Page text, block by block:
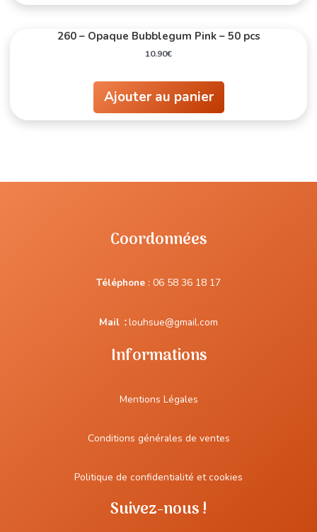
260 – Opaque Bubblegum Pink – 50 pcs
10.90€
Ajouter au panier
Coordonnées
Téléphone : 06 58 36 18 17
Mail :louhsue@gmail.com
Informations
Mentions Légales
Conditions générales de ventes
Politique de confidentialité et cookies
Suivez-nous !